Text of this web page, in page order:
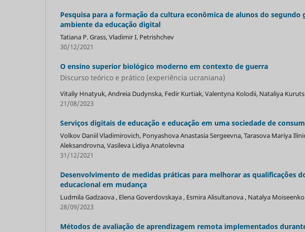
Pesquisa para a formação da cultura econômica de alunos do
ambiente da educação digital
Tatiana P. Grass, Vladimir I. Petrishchev
30/12/2021
O ensino superior biológico moderno em contexto de guerra
Discurso teórico e prático (experiência ucraniana)
Vitaliy Hnatyuk, Andreia Dudynska, Fedir Kurtiak, Valentyna Kolodii, Nataliya Kuruts
21/08/2023
Serviços digitais de educação e educação em uma sociedade de
Volkov Daniil Vladimirovich, Ponyashova Anastasia Sergeevna, Tarasova Mariya
Aleksandrovna, Vasileva Lidiya Anatolevna
31/12/2021
Desenvolvimento de medidas práticas para melhorar as qualificações
educacional em mudança
Ludmila Gadzaova , Elena Goverdovskaya , Esmira Alisultanova , Natalya
28/09/2023
Métodos de avaliação de aprendizagem remota implementados